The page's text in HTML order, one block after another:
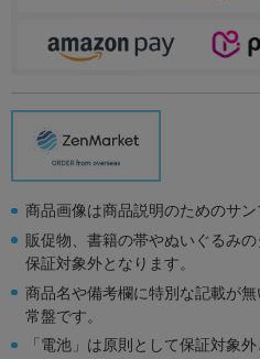
商品画像は商品説明のためのサン
販促物、書籍の帯やぬいぐるみ
保証対象外となります。
商品名や備考欄に特別な記載が
常盤です。
「電池」は原則として保証対象外